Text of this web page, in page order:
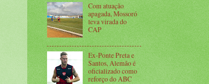
Com atuação
apagada, Mossoró
leva virada do
CAP
Ex-Ponte Preta e
Santos, Alemão é
oficializado como
reforço do ABC